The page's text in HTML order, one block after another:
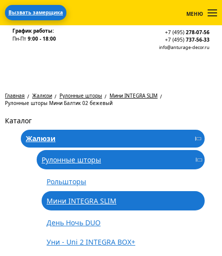
Вызвать замерщика МЕНЮ
График работы:
Пн-Пт 9:00 - 18:00
+7 (495) 278-07-56
+7 (495) 737-56-33
info@anturage-decor.ru
Главная Жалюзи Рулонные шторы
Мини INTEGRA SLIM
Рулонные шторы Мини Балтик 02 бежевый
Каталог
Жалюзи
Рулонные шторы
Рольшторы
Мини INTEGRA SLIM
День Ночь DUO
Уни - Uni 2 INTEGRA BOX+